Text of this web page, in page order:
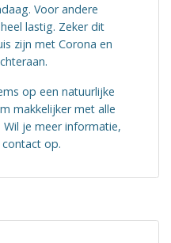
Voor andere
lastig. Zeker dit
zijn met Corona en
op een natuurlijke
makkelijker met alle
je meer informatie,
op.